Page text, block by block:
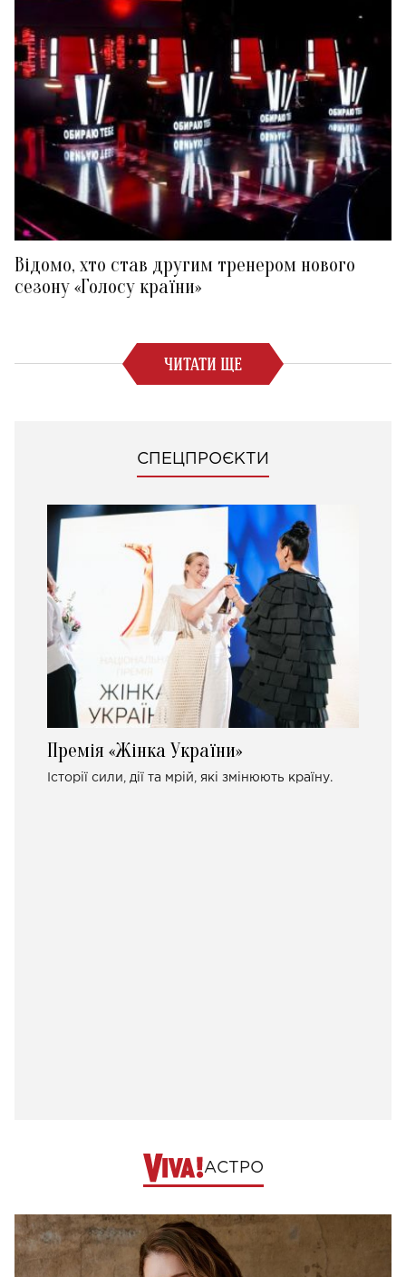
Відомо, хто став другим тренером нового
сезону «Голосу країни»
ЧИТАТИ ЩЕ
СПЕЦПРОЄКТИ
Премія «Жінка України»
Історії сили, дії та мрій, які змінюють країну.
АСТРО